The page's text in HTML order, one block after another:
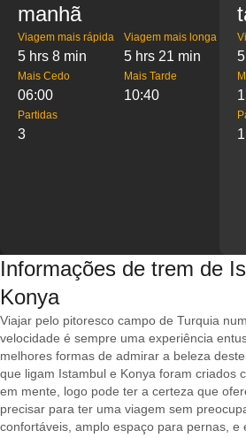
manhã
Viagem mais rápida
5 hrs 8 min
Viagem mais longa
5 hrs 21 min
Mais Cedo
06:00
Mais Tarde
10:40
Partidas
3 1
Informações de trem de
Konya
Viajar pelo pitoresco campo de Turquia
velocidade é sempre uma experiência
melhores formas de admirar a beleza
que ligam Istambul e Konya foram criados
em mente, logo pode ter a certeza que
precisar para ter uma viagem sem
confortáveis, amplo espaço para pernas, e